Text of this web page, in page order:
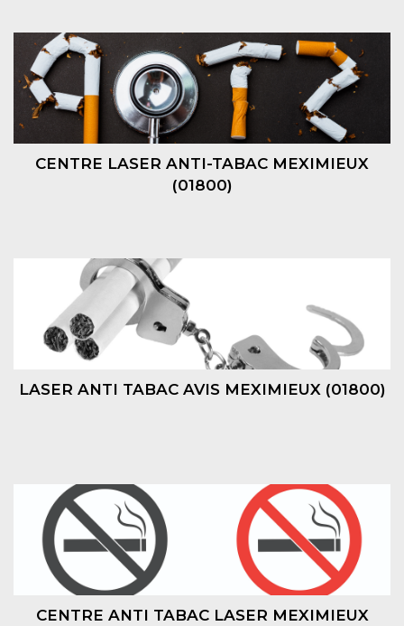
CENTRE LASER ANTI-TABAC MEXIMIEUX
(01800)
LASER ANTI TABAC AVIS MEXIMIEUX (01800)
CENTRE ANTI TABAC LASER MEXIMIEUX